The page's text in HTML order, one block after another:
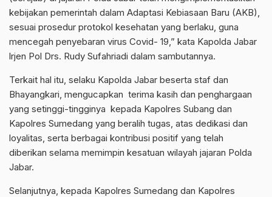
kebijakan pemerintah dalam Adaptasi Kebiasaan Baru (AKB),
sesuai prosedur protokol kesehatan yang berlaku, guna
mencegah penyebaran virus Covid- 19,” kata Kapolda Jabar
lrjen Pol Drs. Rudy Sufahriadi dalam sambutannya.
Terkait hal itu, selaku Kapolda Jabar beserta staf dan
Bhayangkari, mengucapkan terima kasih dan penghargaan
yang setinggi-tingginya kepada Kapolres Subang dan
Kapolres Sumedang yang beralih tugas, atas dedikasi dan
loyalitas, serta berbagai kontribusi positif yang telah
diberikan selama memimpin kesatuan wilayah jajaran Polda
Jabar.
Selanjutnya, kepada Kapolres Sumedang dan Kapolres